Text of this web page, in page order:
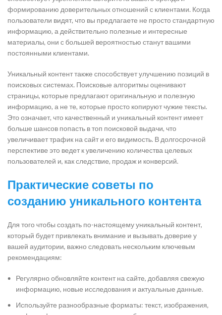
формированию доверительных отношений с клиентами. Когда
пользователи видят, что вы предлагаете не просто стандартную
информацию, а действительно полезные и интересные
материалы, они с большей вероятностью станут вашими
постоянными клиентами.
Уникальный контент также способствует улучшению позиций в
поисковых системах. Поисковые алгоритмы оценивают
страницы, которые предлагают оригинальную и полезную
информацию, а не те, которые просто копируют чужие тексты.
Это означает, что качественный и уникальный контент имеет
больше шансов попасть в топ поисковой выдачи, что
увеличивает трафик на сайт и его видимость. В долгосрочной
перспективе это ведет к увеличению количества целевых
пользователей и, как следствие, продаж и конверсий.
Практические советы по
созданию уникального контента
Для того чтобы создать по-настоящему уникальный контент,
который будет привлекать внимание и вызывать доверие у
вашей аудитории, важно следовать нескольким ключевым
рекомендациям:
Регулярно обновляйте контент на сайте, добавляя свежую
информацию, новые исследования и актуальные данные.
Используйте разнообразные форматы: текст, изображения,